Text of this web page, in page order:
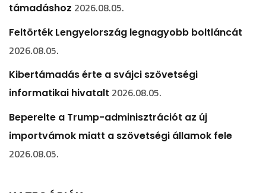
támadáshoz 2026.08.05.
Feltörték Lengyelország legnagyobb boltláncát
2026.08.05.
Kibertámadás érte a svájci szövetségi
informatikai hivatalt 2026.08.05.
Beperelte a Trump-adminisztrációt az új
importvámok miatt a szövetségi államok fele
2026.08.05.